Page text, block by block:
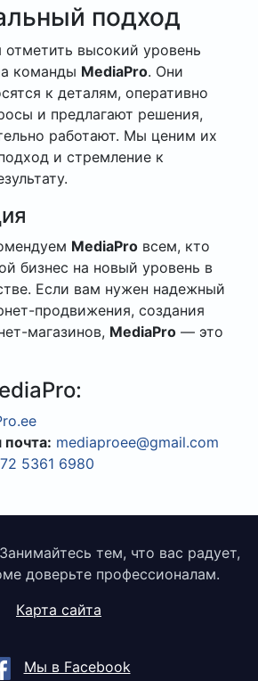
подход
отметить высокий уровень
команды MediaPro. Они
к деталям, оперативно
и предлагают решения,
работают. Мы ценим их
и стремление к
MediaPro всем, кто
бизнес на новый уровень в
Если вам нужен надежный
продвижения, создания
магазинов, MediaPro — это
почта: mediaproee@gmail.com
5361 6980
тем, что вас радует,
доверьте профессионалам.
Карта сайта
Мы в Facebook